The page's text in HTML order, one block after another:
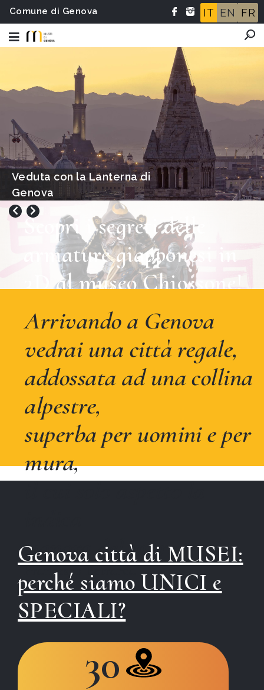
Comune di Genova IT EN FR
Veduta con la Lanterna di
Genova
Scopri i segreti delle
armature giapponesi in
3D al museo Chiossone!
Vai alla pagina dedicata e ammira le
armature giapponesi sapientemente
ricostruite con la realtà virtuale
Arrivando a Genova
vedrai una città regale,
addossata ad una collina
alpestre,
superba per uomini e per
mura,
signora del mare
Francesco Petrarca
Genova città di MUSEI:
perché siamo UNICI e
SPECIALI?
30